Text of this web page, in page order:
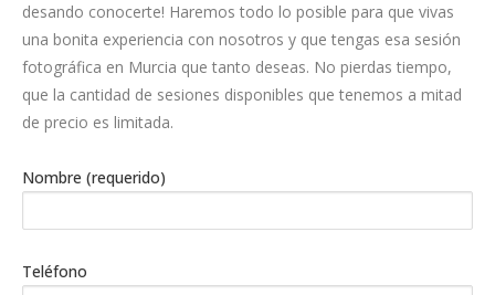
desando conocerte! Haremos todo lo posible para que vivas
una bonita experiencia con nosotros y que tengas esa sesión
fotográfica en Murcia que tanto deseas. No pierdas tiempo,
que la cantidad de sesiones disponibles que tenemos a mitad
de precio es limitada.
Nombre (requerido)
Teléfono